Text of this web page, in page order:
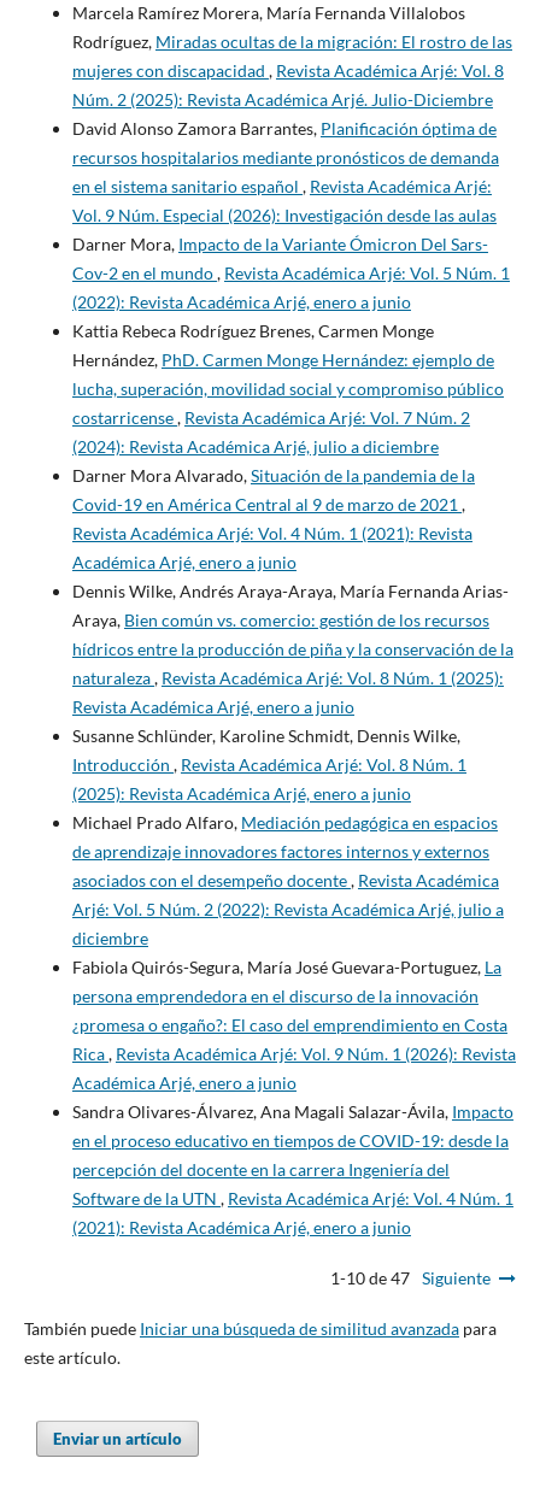
Marcela Ramírez Morera, María Fernanda Villalobos
Rodríguez, Miradas ocultas de la migración: El rostro de las
mujeres con discapacidad , Revista Académica Arjé: Vol. 8
Núm. 2 (2025): Revista Académica Arjé. Julio-Diciembre
David Alonso Zamora Barrantes, Planificación óptima de
recursos hospitalarios mediante pronósticos de demanda
en el sistema sanitario español , Revista Académica Arjé:
Vol. 9 Núm. Especial (2026): Investigación desde las aulas
Darner Mora, Impacto de la Variante Ómicron Del Sars-
Cov-2 en el mundo, Revista Académica Arjé: Vol. 5 Núm. 1
(2022): Revista Académica Arjé, enero a junio
Kattia Rebeca Rodríguez Brenes, Carmen Monge
Hernández, PhD. Carmen Monge Hernández: ejemplo de
lucha, superación, movilidad social y compromiso público
costarricense, Revista Académica Arjé: Vol. 7 Núm. 2
(2024): Revista Académica Arjé, julio a diciembre
Darner Mora Alvarado,Situación de la pandemia de la
Covid-19 en América Central al 9 de marzo de 2021 ,
Revista Académica Arjé: Vol. 4 Núm. 1 (2021): Revista
Académica Arjé, enero a junio
Dennis Wilke, Andrés Araya-Araya, María Fernanda Arias-
Araya, Bien común vs. comercio: gestión de los recursos
hídricos entre la producción de piña y la conservación de la
naturaleza, Revista Académica Arjé: Vol. 8 Núm. 1 (2025):
Revista Académica Arjé, enero a junio
Susanne Schlünder, Karoline Schmidt, Dennis Wilke,
Introducción , Revista Académica Arjé: Vol. 8 Núm. 1
(2025): Revista Académica Arjé, enero a junio
Michael Prado Alfaro, Mediación pedagógica en espacios
de aprendizaje innovadores factores internos y externos
asociados con el desempeño docente, Revista Académica
Arjé: Vol. 5 Núm. 2 (2022): Revista Académica Arjé, julio a
diciembre
Fabiola Quirós-Segura, María José Guevara-Portuguez, La
persona emprendedora en el discurso de la innovación
¿promesa o engaño?: El caso del emprendimiento en Costa
Rica, Revista Académica Arjé: Vol. 9 Núm. 1 (2026): Revista
Académica Arjé, enero a junio
Sandra Olivares-Álvarez, Ana Magali Salazar-Ávila, Impacto
en el proceso educativo en tiempos de COVID-19: desde la
percepción del docente en la carrera Ingeniería del
Software de la UTN , Revista Académica Arjé: Vol. 4 Núm. 1
(2021): Revista Académica Arjé, enero a junio
1-10 de 47 Siguiente
También puede Iniciar una búsqueda de similitud avanzadapara
este artículo.
Enviar un artículo